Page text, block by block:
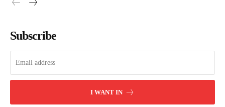
Subscribe
I WANT IN